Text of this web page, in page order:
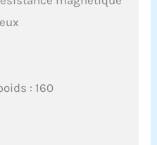
: 160